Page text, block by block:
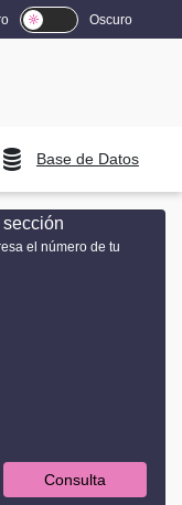
Oscuro
Base de Datos
el número de tu
Consulta